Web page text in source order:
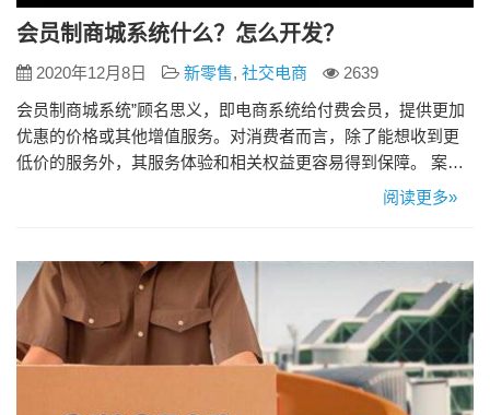
会员制商城系统什么？怎么开发？
2020年12月8日 新零售, 社交电商
2639
会员制商城系统”顾名思义，即电商系统给付费会员，提供更加
优惠的价格或其他增值服务。对消费者而言，除了能想收到更
低价的服务外，其服务体验和相关权益更容易得到保障。 案例
分享 1.甄会选 甄会选是一个会员制电商品牌，作为集团集享联
模式以及日本T-point的积分制模式。Costco模式的…
阅读更多»